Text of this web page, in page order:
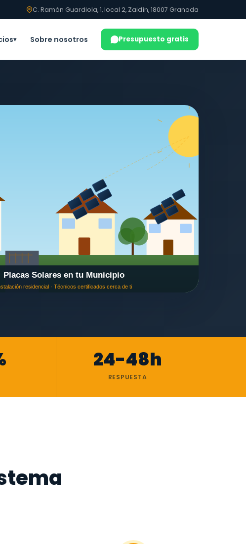
C. Ramón Guardiola, 1, local 2, Zaidín, 18007 Granada
▾ Sobre nosotros Presupuesto gratis
24-48h
RESPUESTA